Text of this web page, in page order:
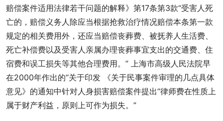
赔偿案件适用法律若干问题的解释》第17条第3款“受害人死
亡的，赔偿义务人除应当根据抢救治疗情况赔偿本条第一款
规定的相关费用外，还应当赔偿丧葬费、被抚养人生活费、
死亡补偿费以及受害人亲属办理丧葬事宜支出的交通费、住
宿费和误工损失等其他合理费用。” 上海市高级人民法院早
在2000年作出的“关于印发 《关于民事案件审理的几点具体
意见》的通知中针对人身损害赔偿案件提出“律师费在性质上
属于财产利益，原则上可作为损失。”